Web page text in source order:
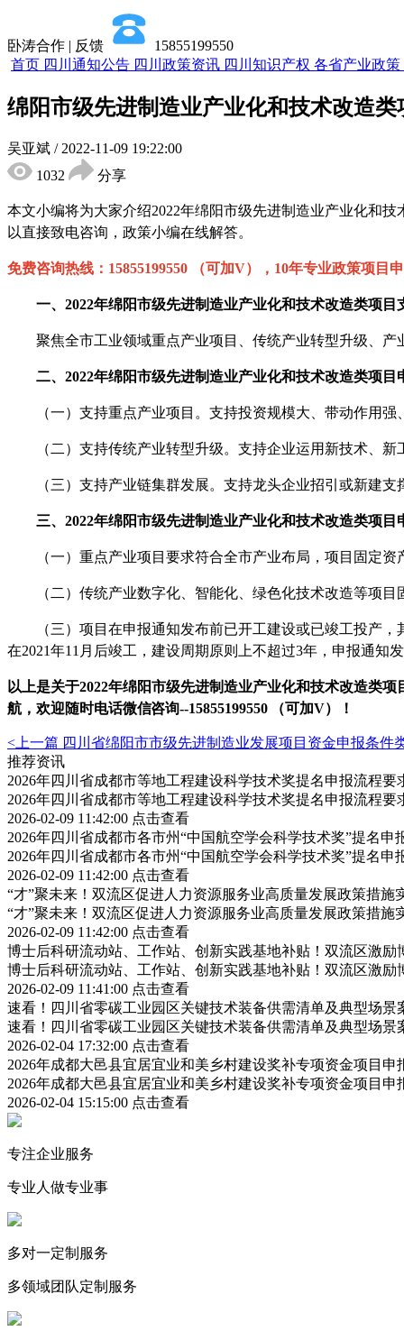
卧涛合作 | 反馈
15855199550
首页 四川通知公告 四川政策资讯 四川知识产权 各省产业政策
绵阳市级先进制造业产业化和技术改造
吴亚斌 / 2022-11-09 19:22:00
1032
分享
本文小编将为大家介绍2022年绵阳市级先进制造业产业化和技
以直接致电咨询，政策小编在线解答。
免费咨询热线： 15855199550 （可加V），10年专业政策项目
一、 2022年绵阳市级先进制造业产业化和技术改造类项目
聚焦全市工业领域重点产业项目、传统产业转型升级、产
二、 2022年绵阳市级先进制造业产业化和技术改造类项目
（一）支持重点产业项目。支持投资规模大、带动作用强
（二）支持传统产业转型升级。支持企业运用新技术、新
（三）支持产业链集群发展。支持龙头企业招引或新建支
三、 2022年绵阳市级先进制造业产业化和技术改造类项目
（一）重点产业项目要求符合全市产业布局，项目固定资
（二）传统产业数字化、智能化、绿色化技术改造等项目
（三）项目在申报通知发布前已开工建设或已竣工投产，
在2021年11月后竣工，建设周期原则上不超过3年，申报通知
以上是关于2022年绵阳市级先进制造业产业化和技术改造类项
航， 欢迎随时电话微信咨询--15855199550 （可加V）！
<上一篇 四川省绵阳市市级先进制造业发展项目资金申报条件
推荐资讯
2026年四川省成都市等地工程建设科学技术奖提名申报流程
2026年四川省成都市等地工程建设科学技术奖提名申报流程
2026-02-09 11:42:00 点击查看
2026年四川省成都市各市州“中国航空学会科学技术奖”提名申
2026年四川省成都市各市州“中国航空学会科学技术奖”提名申
2026-02-09 11:42:00 点击查看
“才”聚未来！双流区促进人力资源服务业高质量发展政策措施
“才”聚未来！双流区促进人力资源服务业高质量发展政策措施
2026-02-09 11:42:00 点击查看
博士后科研流动站、工作站、创新实践基地补贴！双流区激
博士后科研流动站、工作站、创新实践基地补贴！双流区激
2026-02-09 11:41:00 点击查看
速看！四川省零碳工业园区关键技术装备供需清单及典型场
速看！四川省零碳工业园区关键技术装备供需清单及典型场
2026-02-04 17:32:00 点击查看
2026年成都大邑县宜居宜业和美乡村建设奖补专项资金项目
2026年成都大邑县宜居宜业和美乡村建设奖补专项资金项目
2026-02-04 15:15:00 点击查看
专注企业服务
专业人做专业事
多对一定制服务
多领域团队定制服务